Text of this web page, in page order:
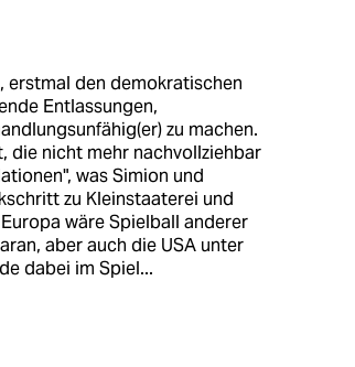
erstmal den demokratischen
Entlassungen,
zu machen.
die nicht mehr nachvollziehbar
was Simion und
zu Kleinstaaterei und
wäre Spielball anderer
aber auch die USA unter
dabei im Spiel...